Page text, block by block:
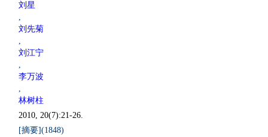
刘星
,
刘先菊
,
刘江宁
,
李万波
,
林树柱
2010, 20(7):21-26.
[摘要](1848)